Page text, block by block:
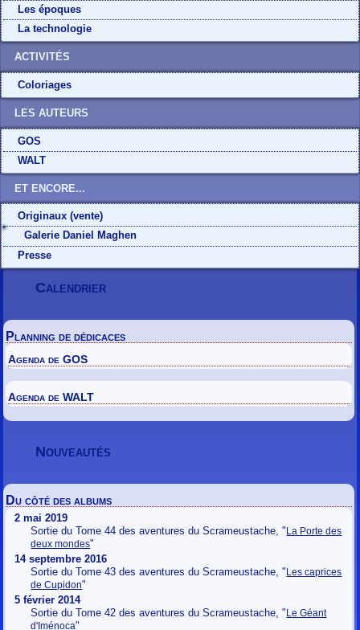
Les époques
La technologie
ACTIVITÉS
Coloriages
LES AUTEURS
GOS
WALT
ET ENCORE...
Originaux (vente)
Galerie Daniel Maghen
Presse
Calendrier
Planning de dédicaces
Agenda de GOS
Agenda de WALT
Nouveautés
Du côté des albums
2 mai 2019
Sortie du Tome 44 des aventures du Scrameustache, " La Porte des
deux mondes"
14 septembre 2016
Sortie du Tome 43 des aventures du Scrameustache, " Les caprices
de Cupidon"
5 février 2014
Sortie du Tome 42 des aventures du Scrameustache, " Le Géant
d'Iménoca"